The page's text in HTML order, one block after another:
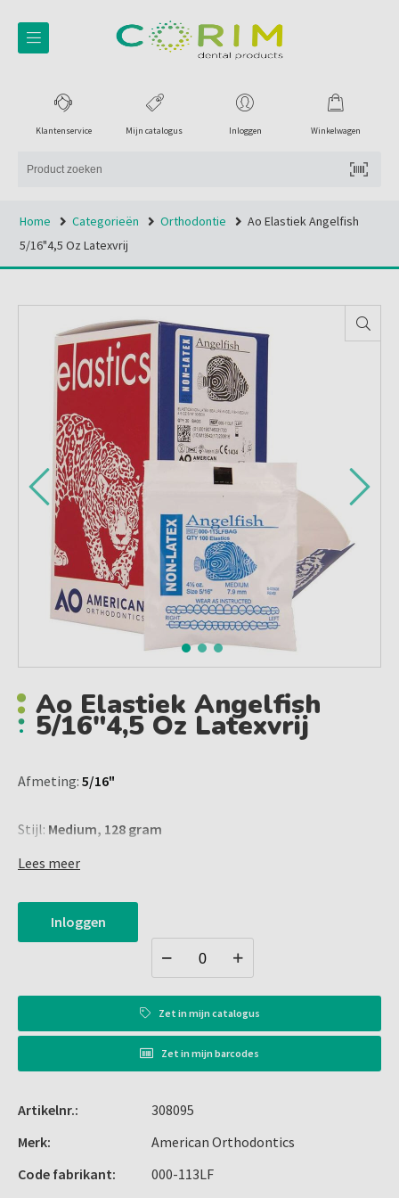
Winkelwagen
Inloggen
Mijn catalogus
Klantenservice
Home Categorieën Orthodontie
Ao Elastiek Angelfish
5/16"4,5 Oz Latexvrij
Ao Elastiek Angelfish
5/16"4,5 Oz Latexvrij
Afmeting: 5/16"
Stijl: Medium, 128 gram
CONSISTENTE KRACHT: Onze unieke en leuke lijn
constante trekkracht die gelijkwaardig is aan de meeste
standaard elastiekjes met dezelfde trekkracht. Onze
strenge kwaliteitsnormen garanderen dat deze
trekkracht voldoet aan de prestatie-eisen die u van
ONTWORPEN VOOR BESCHERMING: Onze latexvrije
elastiekjes zijn gemaakt van gecertificeerd, latexvrij en
hypoallergeen materiaal voor maximale bescherming,
zelfs voor de meest gevoelige patiënten. Deze speciale
personeel van American Orthodontics in een volledig
aparte, latexvrije faciliteit met een eigen lucht- en
NAUWKEURIGE AFMETINGEN: Alle elastiekjes van
Lees meer
Inloggen
Zet inmijn catalogus
Zet inmijn barcodes
Artikelnr.:
308095
Merk:
American Orthodontics
Code fabrikant:
000-113LF